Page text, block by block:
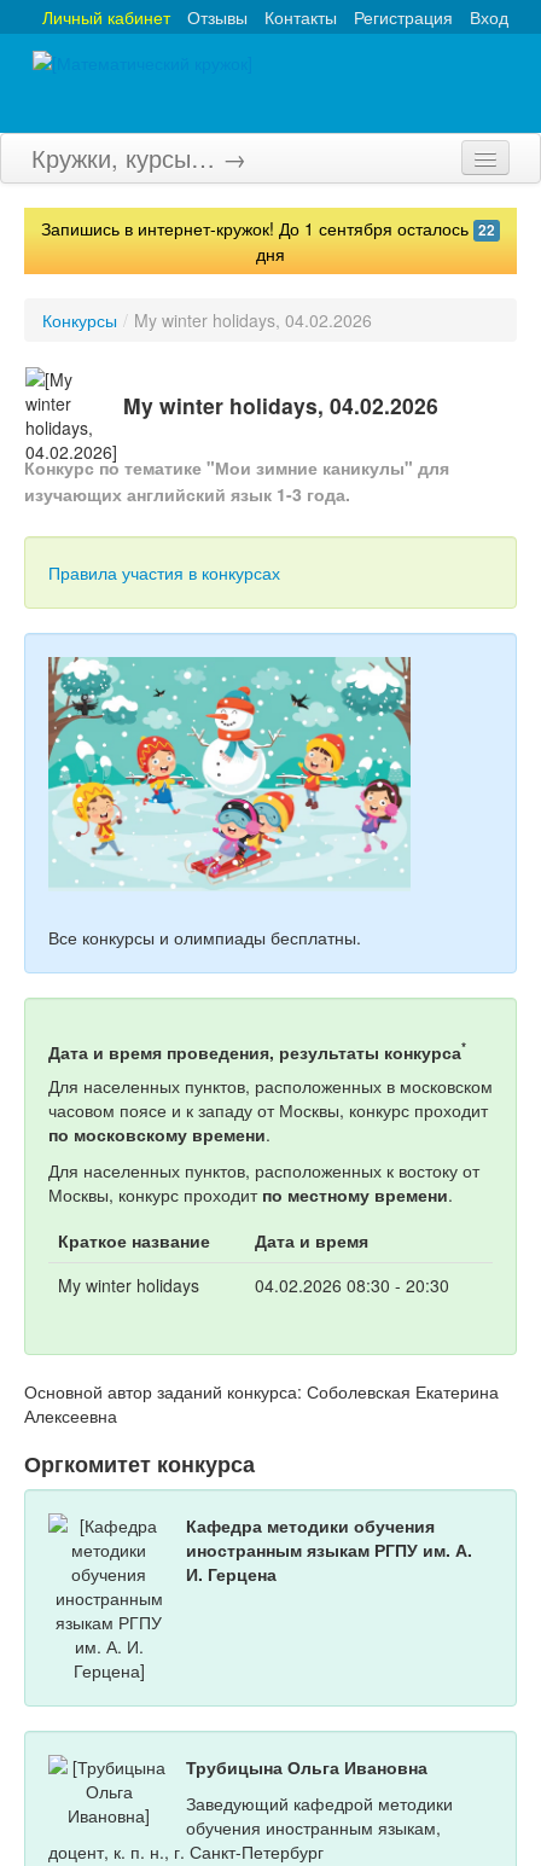
Вход
Регистрация
Контакты
Отзывы
Личный кабинет
Кружки, курсы… →
Главная
Турниры
Конкурсы
Вебинары
Тесты
Игры
Учитель
Запишись в интернет-кружок! До 1 сентября осталось 22
дня
Конкурсы / My winter holidays, 04.02.2026
My winter holidays, 04.02.2026
Конкурс по тематике "Мои зимние каникулы" для
изучающих английский язык 1-3 года.
Правила участия в конкурсах
Все конкурсы и олимпиады бесплатны.
Дата и время проведения, результаты конкурса*
Для населенных пунктов, расположенных в московском
часовом поясе и к западу от Москвы, конкурс проходит
по московскому времени.
Для населенных пунктов, расположенных к востоку от
Москвы, конкурс проходит по местному времени.
Краткое название
Дата и время
My winter holidays
04.02.2026 08:30 - 20:30
Основной автор заданий конкурса: Соболевская Екатерина
Алексеевна
Оргкомитет конкурса
Кафедра методики обучения
иностранным языкам РГПУ им. А.
И. Герцена
Трубицына Ольга Ивановна
Заведующий кафедрой методики
обучения иностранным языкам,
доцент, к. п. н., г. Санкт-Петербург